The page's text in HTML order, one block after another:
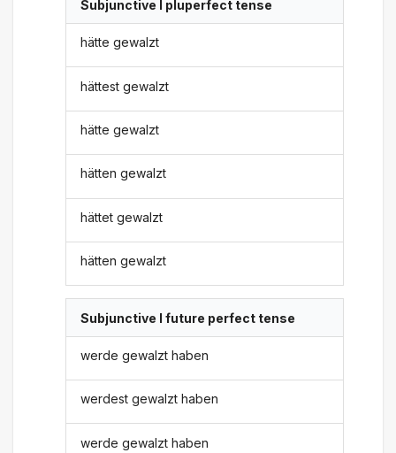
Subjunctive I pluperfect tense
hätte gewalzt
hättest gewalzt
hätte gewalzt
hätten gewalzt
hättet gewalzt
hätten gewalzt
Subjunctive I future perfect tense
werde gewalzt haben
werdest gewalzt haben
werde gewalzt haben